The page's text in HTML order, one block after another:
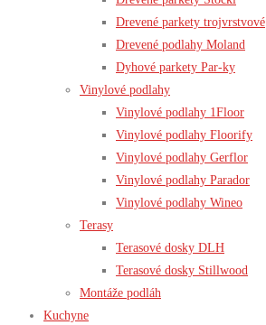
Drevené parkety trojvrstvové
Drevené podlahy Moland
Dyhové parkety Par-ky
Vinylové podlahy
Vinylové podlahy 1Floor
Vinylové podlahy Floorify
Vinylové podlahy Gerflor
Vinylové podlahy Parador
Vinylové podlahy Wineo
Terasy
Terasové dosky DLH
Terasové dosky Stillwood
Montáže podláh
Kuchyne